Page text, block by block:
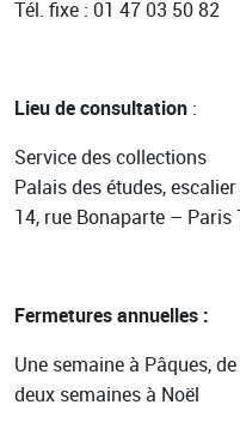
Tél. fixe : 01 47 03 50 82
Lieu de consultation :
Service des collections
Palais des études,
14, rue Bonaparte – Paris
Fermetures annuelles :
Une semaine à Pâques,
deux semaines à Noël